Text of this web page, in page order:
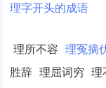
理字开头的成语
理所不容 理冤摘
胜辞 理屈词穷 理